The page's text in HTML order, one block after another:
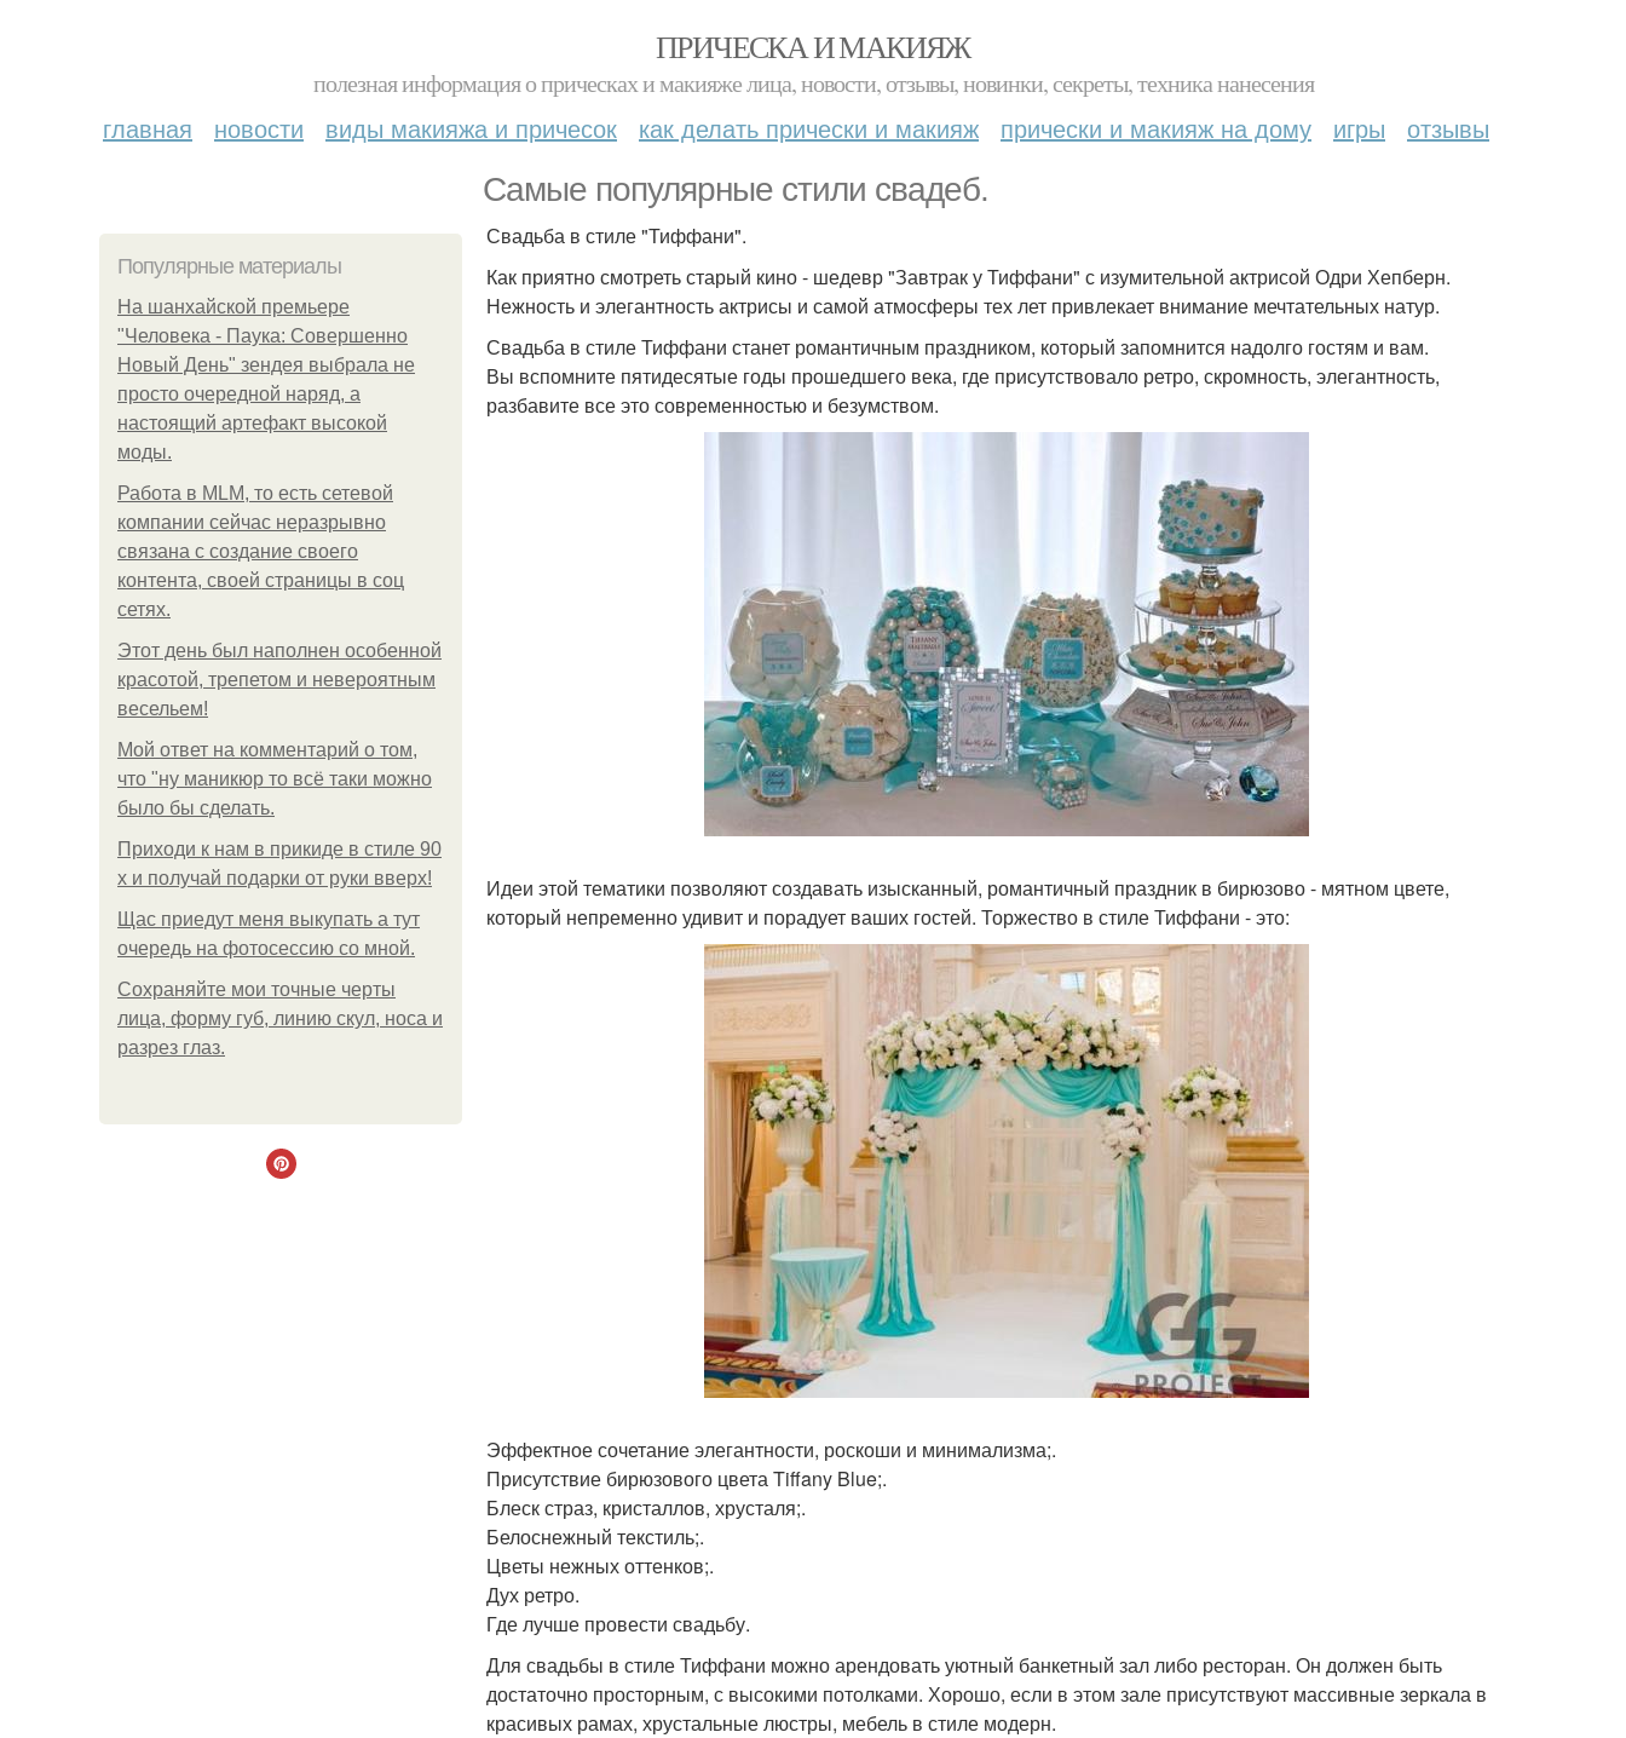
ПРИЧЕСКА И МАКИЯЖ
полезная информация о прическах и макияже лица, новости, отзывы, новинки, секреты, техника нанесения
главная новости виды макияжа и причесок как делать прически и макияж прически и макияж на дому игры отзывы
Самые популярные стили свадеб.
Популярные материалы
На шанхайской премьере
"Человека - Паука: Совершенно
Новый День" зендея выбрала не
просто очередной наряд, а
настоящий артефакт высокой
моды.
Работа в MLM, то есть сетевой
компании сейчас неразрывно
связана с создание своего
контента, своей страницы в соц
сетях.
Этот день был наполнен особенной
красотой, трепетом и невероятным
весельем!
Мой ответ на комментарий о том,
что "ну маникюр то всё таки можно
было бы сделать.
Приходи к нам в прикиде в стиле 90
х и получай подарки от руки вверх!
Щас приедут меня выкупать а тут
очередь на фотосессию со мной.
Сохраняйте мои точные черты
лица, форму губ, линию скул, носа и
разрез глаз.
Свадьба в стиле "Тиффани".
Как приятно смотреть старый кино - шедевр "Завтрак у Тиффани" с изумительной актрисой Одри Хепберн.
Нежность и элегантность актрисы и самой атмосферы тех лет привлекает внимание мечтательных натур.
Свадьба в стиле Тиффани станет романтичным праздником, который запомнится надолго гостям и вам.
Вы вспомните пятидесятые годы прошедшего века, где присутствовало ретро, скромность, элегантность,
разбавите все это современностью и безумством.
Идеи этой тематики позволяют создавать изысканный, романтичный праздник в бирюзово - мятном цвете,
который непременно удивит и порадует ваших гостей. Торжество в стиле Тиффани - это:
Эффектное сочетание элегантности, роскоши и минимализма;.
Присутствие бирюзового цвета Tiffany Blue;.
Блеск страз, кристаллов, хрусталя;.
Белоснежный текстиль;.
Цветы нежных оттенков;.
Дух ретро.
Где лучше провести свадьбу.
Для свадьбы в стиле Тиффани можно арендовать уютный банкетный зал либо ресторан. Он должен быть
достаточно просторным, с высокими потолками. Хорошо, если в этом зале присутствуют массивные зеркала в
красивых рамах, хрустальные люстры, мебель в стиле модерн.